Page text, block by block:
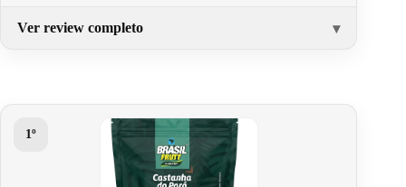
Ver review completo
1º